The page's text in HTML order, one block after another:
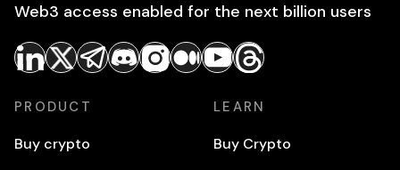
Web3 access enabled for the next billion users
PRODUCT
Buy crypto
LEARN
Buy Crypto